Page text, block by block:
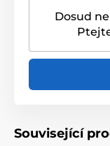
Údržba:
Značka:
Dosud
Související